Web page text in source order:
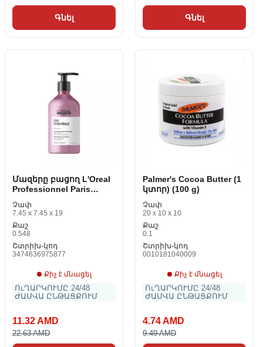
Գնել Գնել
Մազերը բացող L'Oreal
Professionnel Paris
Չափ
7.45 x 7.45 x 19
Քաշ
0.548
Շտրիխ-կոդ
3474636975877
Քիչ է մնացել
ՈւՂԱՐԿՈՒՄԸ 24/48
ԺԱՄՎԱ ԸՆԹԱՑՔՈՒՄ
11.32 AMD
22.63 AMD
Palmer's Cocoa Butter (1
կտոր) (100 g)
Չափ
20 x 10 x 10
Քաշ
0.1
Շտրիխ-կոդ
0010181040009
Քիչ է մնացել
ՈւՂԱՐԿՈՒՄԸ 24/48
ԺԱՄՎԱ ԸՆԹԱՑՔՈՒՄ
4.74 AMD
9.49 AMD